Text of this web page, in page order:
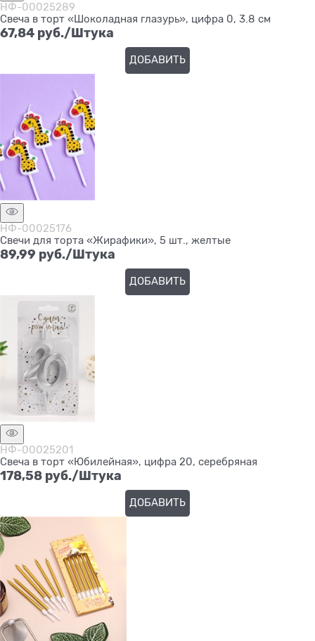
НФ-00025289
Свеча в торт «Шоколадная глазурь», цифра 0, 3.8 см
67,84 руб./Штука
ДОБАВИТЬ
НФ-00025176
Свечи для торта «Жирафики», 5 шт., желтые
89,99 руб./Штука
ДОБАВИТЬ
НФ-00025201
Свеча в торт «Юбилейная», цифра 20, серебряная
178,58 руб./Штука
ДОБАВИТЬ